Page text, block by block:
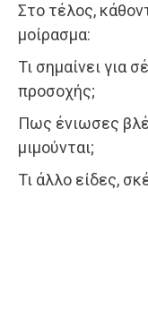
Στο τέλος,
μοίρασμα:
Τι σημαίνει για
προσοχής;
Πως ένιωσες
μιμούνται;
Τι άλλο είδες,